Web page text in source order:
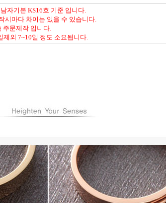
자기본 KS16호 기준 입니다.
시마다 차이는 있을 수 있습니다.
주문제작 입니다.
외 7~10일 정도 소요됩니다.